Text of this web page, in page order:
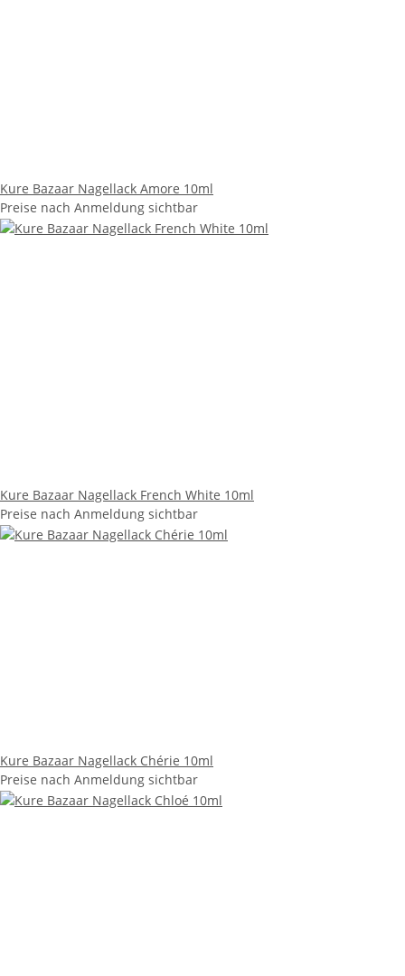
Kure Bazaar Nagellack Amore 10ml
Preise nach Anmeldung sichtbar
Kure Bazaar Nagellack French White 10ml
Preise nach Anmeldung sichtbar
Kure Bazaar Nagellack Chérie 10ml
Preise nach Anmeldung sichtbar